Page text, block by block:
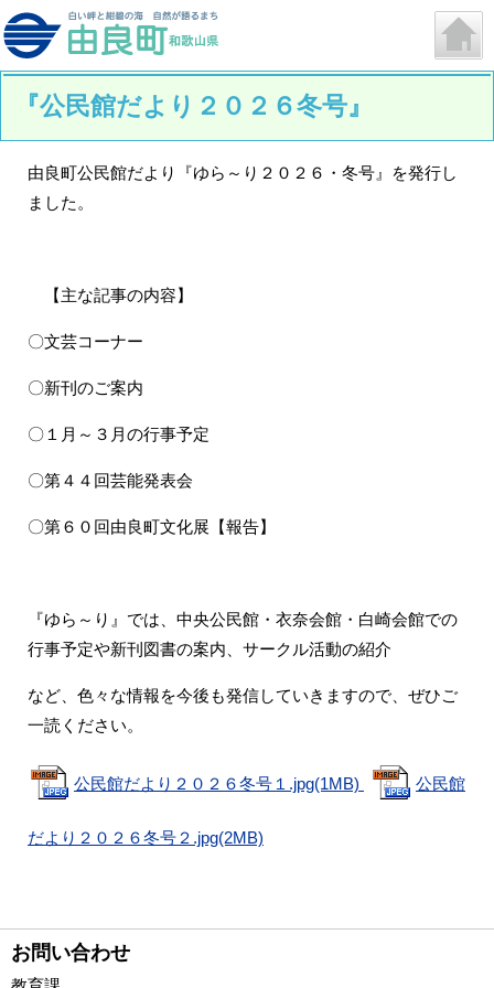
『公民館だより２０２６冬号』
由良町公民館だより『ゆら～り２０２６・冬号』を発行し
ました。
【主な記事の内容】
〇文芸コーナー
〇新刊のご案内
〇１月～３月の行事予定
〇第４４回芸能発表会
〇第６０回由良町文化展【報告】
『ゆら～り』では、中央公民館・衣奈会館・白崎会館での
行事予定や新刊図書の案内、サークル活動の紹介
など、色々な情報を今後も発信していきますので、ぜひご
一読ください。
公民館だより２０２６冬号１.jpg(1MB) 公民館
だより２０２６冬号２.jpg(2MB)
お問い合わせ